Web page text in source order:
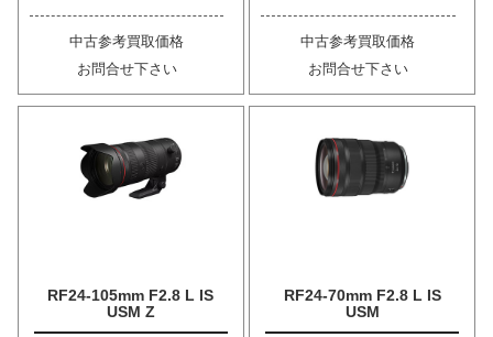
中古参考買取価格
お問合せ下さい
中古参考買取価格
お問合せ下さい
RF24-105mm F2.8 L IS
USM Z
RF24-70mm F2.8 L IS
USM